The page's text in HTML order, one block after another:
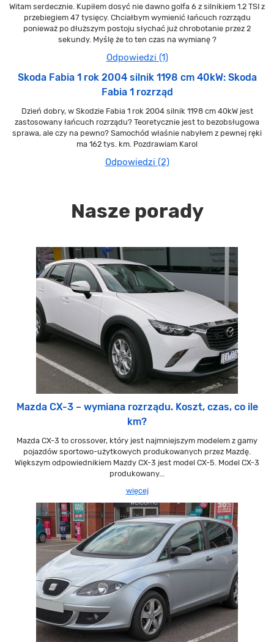
Witam serdecznie. Kupiłem dosyć nie dawno golfa 6 z silnikiem 1.2 TSI z
przebiegiem 47 tysięcy. Chciałbym wymienić łańcuch rozrządu
ponieważ po dłuższym postoju słychać już chrobotanie przez 2
sekundy. Myślę że to ten czas na wymianę ?
Odpowiedzi (1)
Skoda Fabia 1 rok 2004 silnik 1198 cm 40kW: Skoda
Fabia 1 rozrząd
Dzień dobry, w Skodzie Fabia 1 rok 2004 silnik 1198 cm 40kW jest
zastosowany łańcuch rozrządu? Teoretycznie jest to bezobsługowa
sprawa, ale czy na pewno? Samochód właśnie nabyłem z pewnej ręki
ma 162 tys. km. Pozdrawiam Karol
Odpowiedzi (2)
Nasze porady
Mazda CX-3 – wymiana rozrządu. Koszt, czas, co ile
km?
Mazda CX-3 to crossover, który jest najmniejszym modelem z gamy
pojazdów sportowo-użytkowych produkowanych przez Mazdę.
Większym odpowiednikiem Mazdy CX-3 jest model CX-5. Model CX-3
produkowany...
więcej